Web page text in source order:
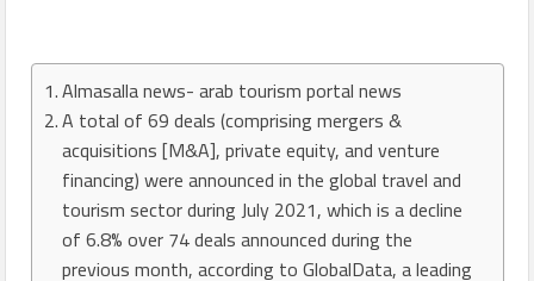
Almasalla news- arab tourism portal news
A total of 69 deals (comprising mergers &
acquisitions [M&A], private equity, and venture
financing) were announced in the global travel and
tourism sector during July 2021, which is a decline
of 6.8% over 74 deals announced during the
previous month, according to GlobalData, a leading